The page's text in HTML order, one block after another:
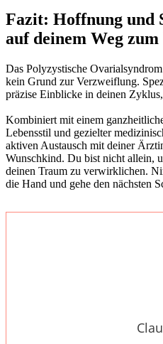
Fazit: Hoff­nung und
auf dei­nem Weg
Das Poly­zys­ti­sche
kein Grund zur Ver­zweif­lung.
prä­zi­se Ein­bli­cke in dei­nen
Kom­bi­niert mit einem
Lebens­stil und geziel­ter
akti­ven Aus­tausch mit dei­ner
Wunsch­kind. Du bist nicht allein,
dei­nen Traum zu ver­wirk­li­chen.
die Hand und gehe den nächs­ten